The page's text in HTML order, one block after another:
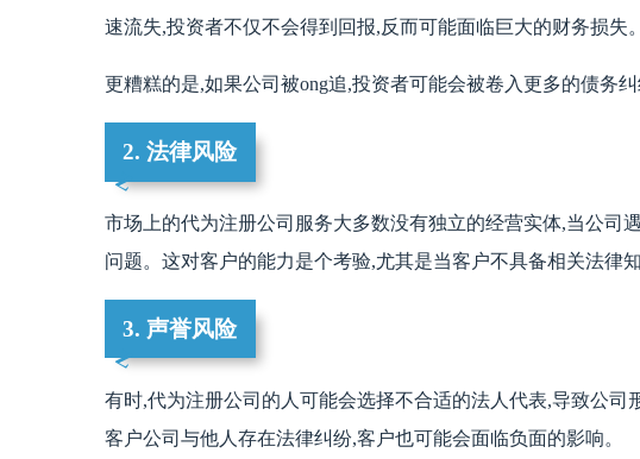
速流失,投资者不仅不会得到回报,反而可能面临巨大的财务损失。
更糟糕的是,如果公司被ong追,投资者可能会被卷入更多的债务纠
2. 法律风险
市场上的代为注册公司服务大多数没有独立的经营实体,当公司
问题。这对客户的能力是个考验,尤其是当客户不具备相关法律知
3. 声誉风险
有时,代为注册公司的人可能会选择不合适的法人代表,导致公司
客户公司与他人存在法律纠纷,客户也可能会面临负面的影响。